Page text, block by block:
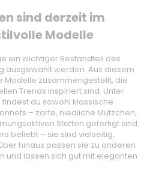
sind derzeit im
Modelle
ein wichtiger Bestandteil des
ausgewählt werden. Aus diesem
Modelle zusammengestellt, die
Trends inspiriert sind. Unter
du sowohl klassische
– zarte, niedliche Mützchen,
Stoffen gefertigt sind.
beliebt – sie sind vielseitig,
hinaus passen sie zu anderen
und lassen sich gut mit eleganten